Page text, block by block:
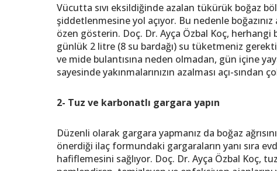
Vücutta sıvı eksildiğinde azalan tükürük boğaz
şiddetlenmesine yol açıyor. Bu nedenle
özen gösterin. Doç. Dr. Ayça Özbal Koç, herhangi
günlük 2 litre (8 su bardağı) su tüketmeniz
ve mide bulantısına neden olmadan, gün içine
sayesinde yakınmalarınızın azalması açı-sından
2- Tuz ve karbonatlı gargara yapın
Düzenli olarak gargara yapmanız da boğaz
önerdiği ilaç formundaki gargaraların yanı sıra
hafiflemesini sağlıyor. Doç. Dr. Ayça Özbal Koç,